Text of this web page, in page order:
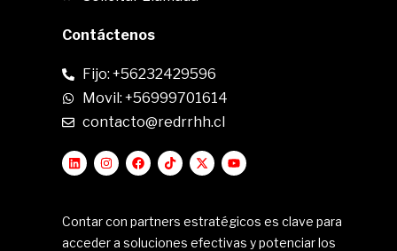
Contáctenos
Fijo: +56232429596
Movil: +56999701614
contacto@redrrhh.cl
Contar con partners estratégicos es clave para
acceder a soluciones efectivas y potenciar los